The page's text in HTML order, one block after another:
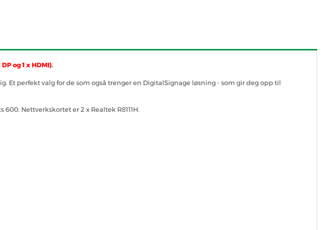
og 1 x HDMI).
Et perfekt valg for de som også trenger en DigitalSignage løsning - som gir deg opp til
Nettverkskortet er 2 x Realtek R8111H.